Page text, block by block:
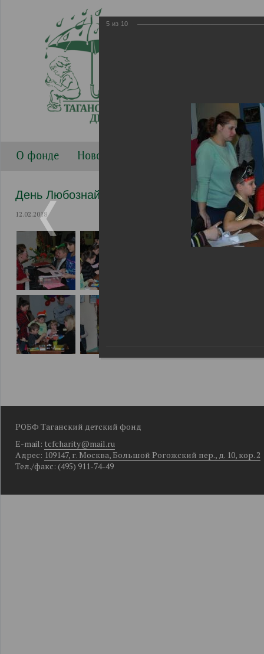
О фонде Новости Направления работы
День Любознайки 2 февраля 2018
12.02.2018
РОБФ Таганский детский фонд
E-mail: tcfcharity@mail.ru
Адрес: 109147, г. Москва, Большой Рогожский пер., д. 10, кор. 2
Тел./факс: (495) 911-74-49
5 из 10